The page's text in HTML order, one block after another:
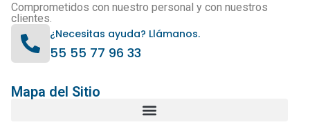
Comprometidos con nuestro personal y con nuestros
clientes.
¿Necesitas ayuda? Llámanos.
55 55 77 96 33
Mapa del Sitio